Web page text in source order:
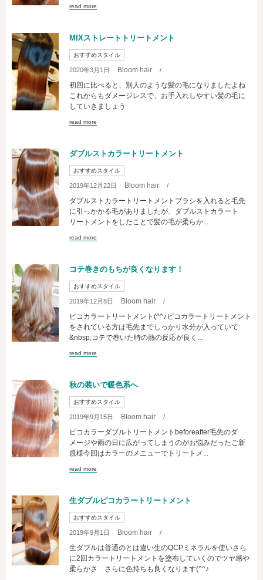
read more
MIXストレートトリートメント
おすすめスタイル
2020年3月1日 Bloom hair /
初回に比べると、別人のような髪の毛になりましたよね
これからもダメージレスで、お手入れしやすい髪の毛に
していきましょう
read more
ダブルストカラートリートメント
おすすめスタイル
2019年12月22日 Bloom hair /
ダブルストカラートリートメントブラシを入れると毛先
に引っかかる毛がありましたが、ダブルストカラート
リートメントをしたことで髪の毛が柔らか...
read more
コテ巻きのもちが良くなります！
おすすめスタイル
2019年12月8日 Bloom hair /
ピコカラートリートメント(^^♪ピコカラートリートメント
をされている方は毛先までしっかり水分が入っていて
&nbsp;コテで巻いた時の熱の反応が良く...
read more
秋の装いで暖色系へ
おすすめスタイル
2019年9月15日 Bloom hair /
ピコカラーダブルトリートメントbeforeafter毛先のダ
メージや雨の日に広がってしまうのがお悩みだったご新
規様今回はカラーのメニューでトリートメ...
read more
生ダブルピコカラートリートメント
おすすめスタイル
2019年9月1日 Bloom hair /
生ダブルは普通のとは違い生のQCPミネラルを使いさら
に2回カラートリートメントを塗布していくのでツヤ感や
柔らかさ さらに色持ちも良くなります(^^♪